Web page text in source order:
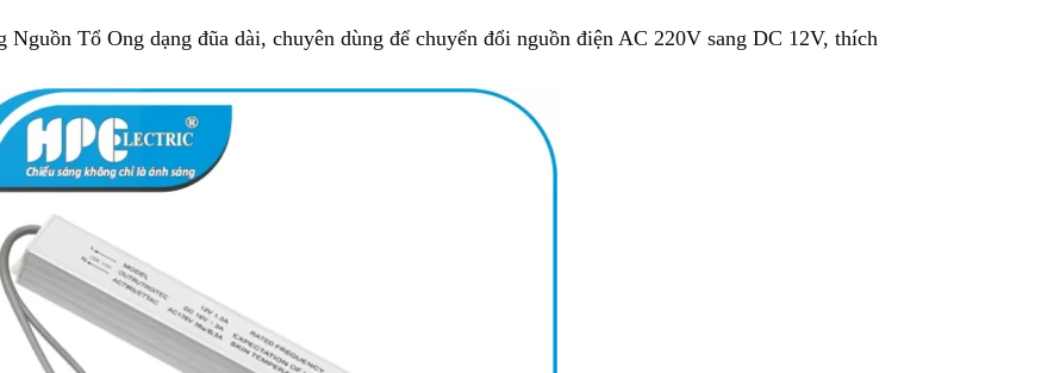
Tổ Ong dạng đũa dài, chuyên dùng để chuyển đổi nguồn điện AC 220V sang DC 12V, thích